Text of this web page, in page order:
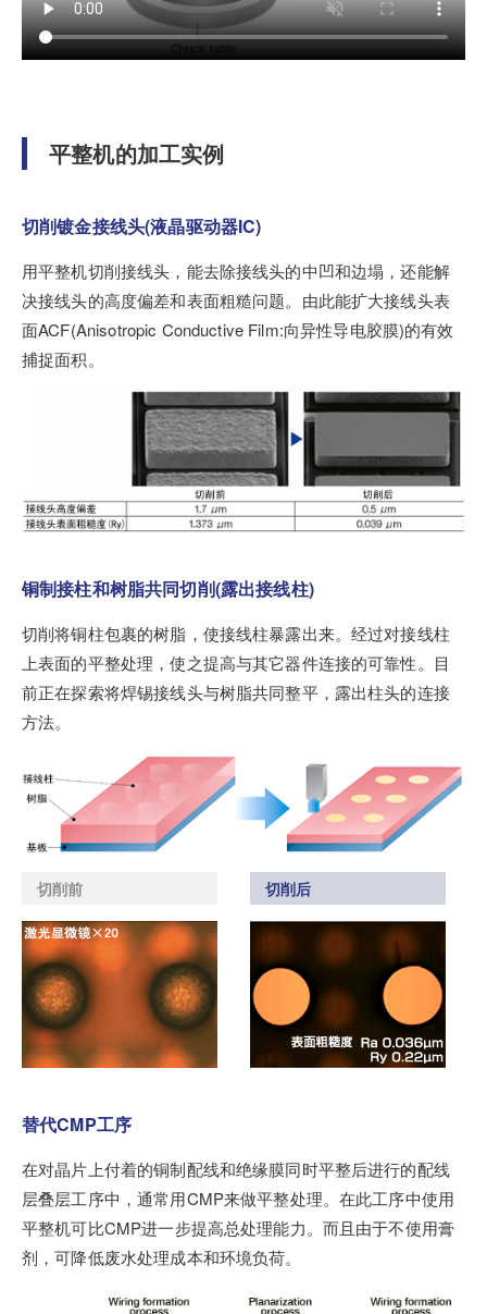
平整机的加工实例
切削镀金接线头(液晶驱动器IC)
用平整机切削接线头，能去除接线头的中凹和边塌，还能解
决接线头的高度偏差和表面粗糙问题。由此能扩大接线头表
面ACF(Anisotropic Conductive Film:向异性导电胶膜)的有效
捕捉面积。
铜制接柱和树脂共同切削(露出接线柱)
切削将铜柱包裹的树脂，使接线柱暴露出来。经过对接线柱
上表面的平整处理，使之提高与其它器件连接的可靠性。目
前正在探索将焊锡接线头与树脂共同整平，露出柱头的连接
方法。
切削前 切削后
替代CMP工序
在对晶片上付着的铜制配线和绝缘膜同时平整后进行的配线
层叠层工序中，通常用CMP来做平整处理。在此工序中使用
平整机可比CMP进一步提高总处理能力。而且由于不使用膏
剂，可降低废水处理成本和环境负荷。